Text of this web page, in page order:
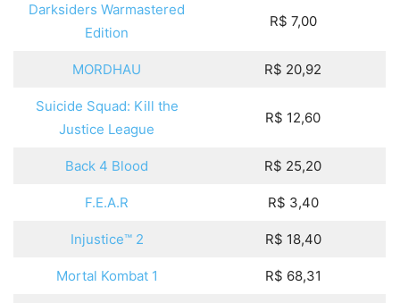
Darksiders Warmastered
Edition
R$ 7,00
MORDHAU R$ 20,92
Suicide Squad: Kill the
Justice League
R$ 12,60
Back 4 Blood R$ 25,20
F.E.A.R R$ 3,40
Injustice™ 2 R$ 18,40
Mortal Kombat 1 R$ 68,31